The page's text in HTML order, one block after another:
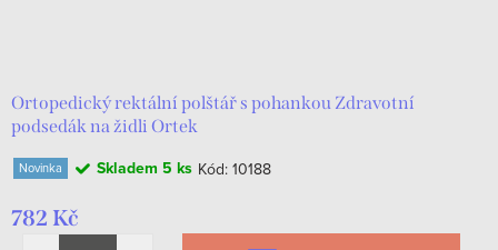
Ortopedický rektální polštář s pohankou Zdravotní
podsedák na židli Ortek
Novinka Skladem 5 ks Kód: 10188
782 Kč